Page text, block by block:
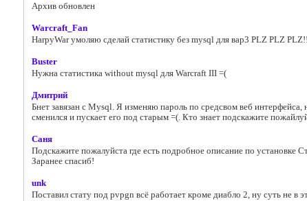
Архив обновлен
Warcraft_Fan
HarpyWar умоляю сделай статистику без mysql для вар3 PLZ PLZ
Buster
Нужна статистика without mysql для Warcraft III =(
Дмитрий
Бнет завязан с Mysql. Я изменяю пароль по средсвом веб
сменился и пускает его под старым =(. Кто знает подскажите
Саня
Подскажите пожалуйста где есть подробное описание по установке
Заранее спасиб!
unk
Поставил стату под pvpgn всё работает кроме диабло 2, ну суть не в